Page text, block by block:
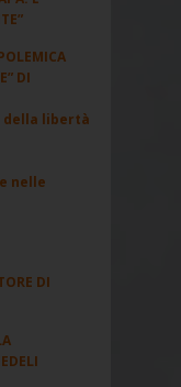
DI
della libertà
nelle
DI